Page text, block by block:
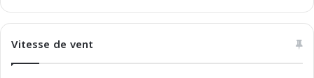
n
L
i
Vitesse de vent